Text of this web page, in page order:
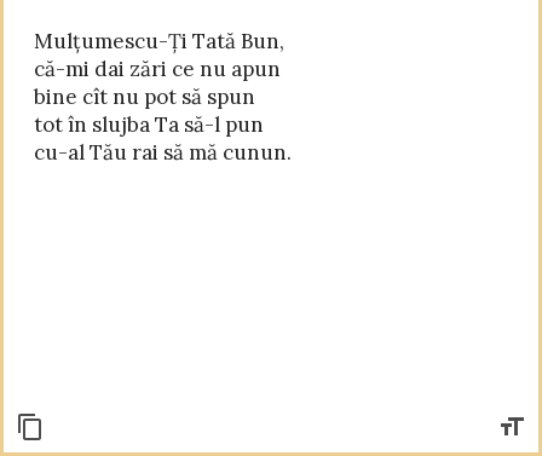
Mulțumescu-Ți Tată Bun,
că-mi dai zări ce nu apun
bine cît nu pot să spun
tot în slujba Ta să-l pun